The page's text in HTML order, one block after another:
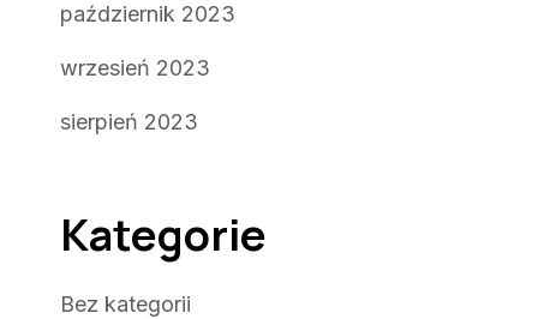
październik 2023
wrzesień 2023
sierpień 2023
Kategorie
Bez kategorii